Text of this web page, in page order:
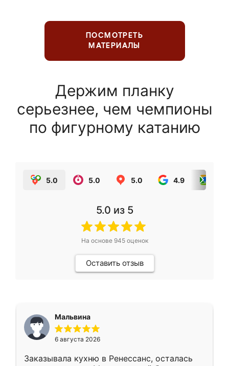
ПОСМОТРЕТЬ
МАТЕРИАЛЫ
Держим планку
серьезнее, чем чемпионы
по фигурному катанию
5.0 5.0 5.0 4.9
5.0 из 5
На основе 945оценок
Оставить отзыв
Мальвина
6 августа 2026
Заказывала кухню в Ренессанс, осталась